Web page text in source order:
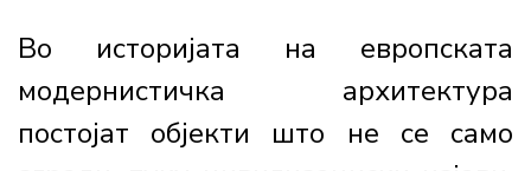
Во историјата на европската
модернистичка архитектура
постојат објекти што не се само